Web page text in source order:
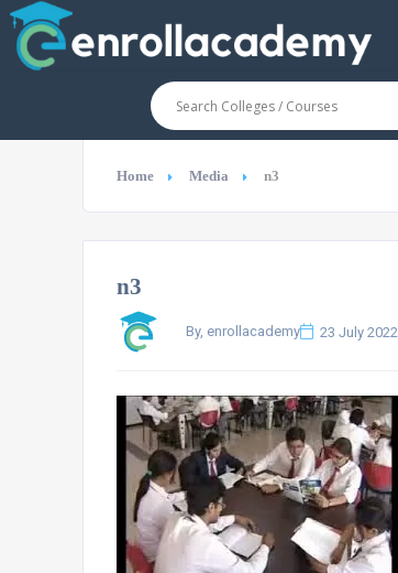
Home Media n3
n3
By, enrollacademy 23 July 2022